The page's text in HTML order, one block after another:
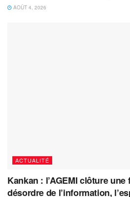
AOÛT 4, 2026
ACTUALITÉ
Kankan : l’AGEMI clôture
désordre de l’information,